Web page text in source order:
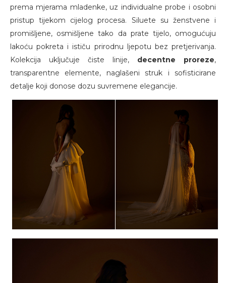
prema mjerama mladenke, uz individualne probe i osobni
pristup tijekom cijelog procesa. Siluete su ženstvene i
promišljene, osmišljene tako da prate tijelo, omogućuju
lakoću pokreta i ističu prirodnu ljepotu bez pretjerivanja.
Kolekcija uključuje čiste linije, decentne proreze,
transparentne elemente, naglašeni struk i sofisticirane
detalje koji donose dozu suvremene elegancije.